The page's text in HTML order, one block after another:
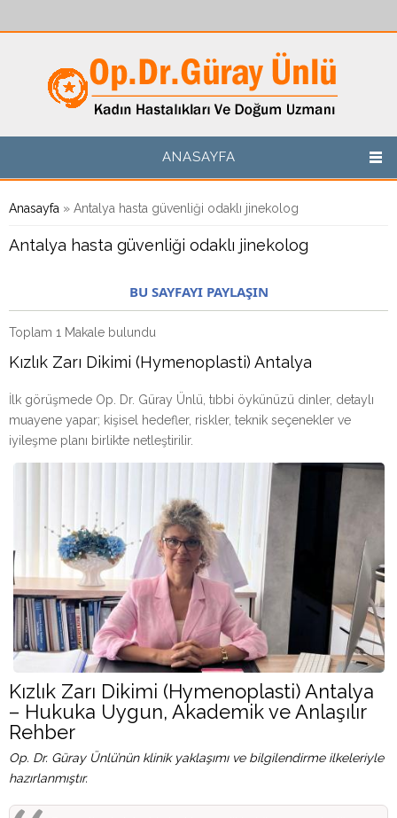
ANASAYFA
Buradasınız
Anasayfa » Antalya hasta güvenliği odaklı jinekolog
Antalya hasta güvenliği odaklı jinekolog
BU SAYFAYI PAYLAŞIN
Toplam 1 Makale bulundu
Kızlık Zarı Dikimi (Hymenoplasti) Antalya
İlk görüşmede Op. Dr. Güray Ünlü, tıbbi öykünüzü dinler, detaylı
muayene yapar; kişisel hedefler, riskler, teknik seçenekler ve
iyileşme planı birlikte netleştirilir.
Kızlık Zarı Dikimi (Hymenoplasti) Antalya
– Hukuka Uygun, Akademik ve Anlaşılır
Rehber
Op. Dr. Güray Ünlü’nün klinik yaklaşımı ve bilgilendirme ilkeleriyle
hazırlanmıştır.